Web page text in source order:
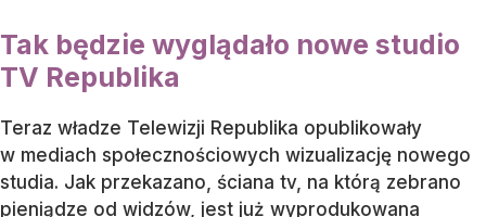
Tak będzie wyglądało nowe studio
TV Republika
Teraz władze Telewizji Republika opublikowały
w mediach społecznościowych wizualizację nowego
studia. Jak przekazano, ściana tv, na którą zebrano
pieniądze od widzów, jest już wyprodukowana